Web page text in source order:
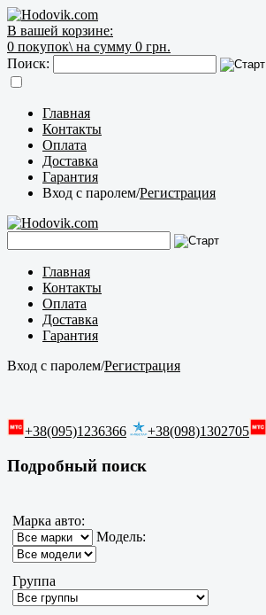
В вашей корзине:
0 покупок\ на сумму 0 грн.
Поиск:
Главная
Контакты
Оплата
Доставка
Гарантия
Вход с паролем/Регистрация
Главная
Контакты
Оплата
Доставка
Гарантия
Вход с паролем/Регистрация
+38(095)1236366 +38(098)1302705
Подробный поиск
Марка авто:
Модель:
Группа